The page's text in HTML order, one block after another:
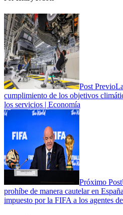
Post Previo
cumplimiento de los objetivos
los servicios | Economía
Próximo Post
prohíbe de manera cautelar en
impuesto por la FIFA a los agentes